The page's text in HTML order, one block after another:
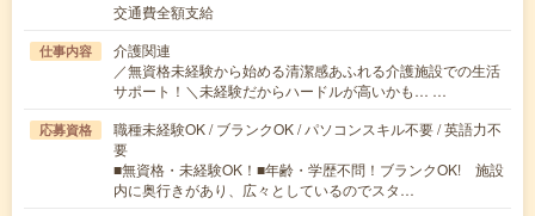
交通費全額支給
仕事内容
介護関連
／無資格未経験から始める清潔感あふれる介護施設での生活
サポート！＼未経験だからハードルが高いかも… …
応募資格
職種未経験OK / ブランクOK / パソコンスキル不要 / 英語力不
要
■無資格・未経験OK！■年齢・学歴不問！ブランクOK! 施設
内に奥行きがあり、広々としているのでスタ…